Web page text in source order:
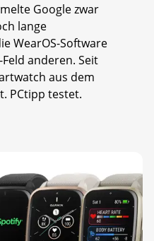
Google zwar
lange
WearOS-Software
anderen. Seit
aus dem
PCtipp testet.